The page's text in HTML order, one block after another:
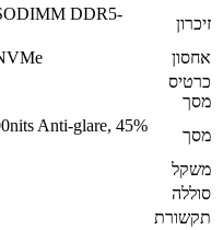
זיכרון
DDR5-
אחסון
כרטיס
מסך
מסך
Anti-glare, 45%
משקל
סוללה
תקשורת